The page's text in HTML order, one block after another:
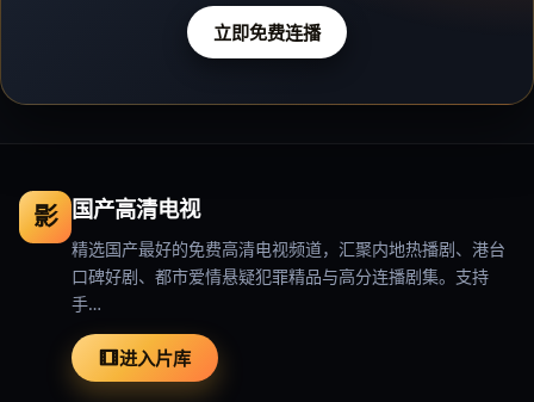
立即免费连播
影 国产高清电视
精选国产最好的免费高清电视频道，汇聚内地热播剧、港台
口碑好剧、都市爱情悬疑犯罪精品与高分连播剧集。支持
手…
进入片库